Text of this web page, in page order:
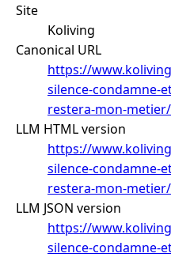
Site
Koliving
Canonical URL
https://
silence-condamne-
restera-mon-metier/
LLM HTML version
https://
silence-condamne-
restera-mon-
LLM JSON version
https://
silence-condamne-